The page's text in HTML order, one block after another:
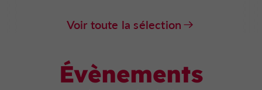
Voir toute la sélection
Évènements